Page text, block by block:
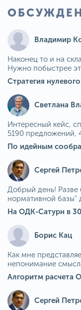
Владимир
Наконец то и на
Нужно побыстрее
Светлана
Интересный кейс,
5190 предложений,
По идейным
Сергей
Добрый день! Разве
нормативной базы"
Борис Кац
Как мне
непонимание
Сергей